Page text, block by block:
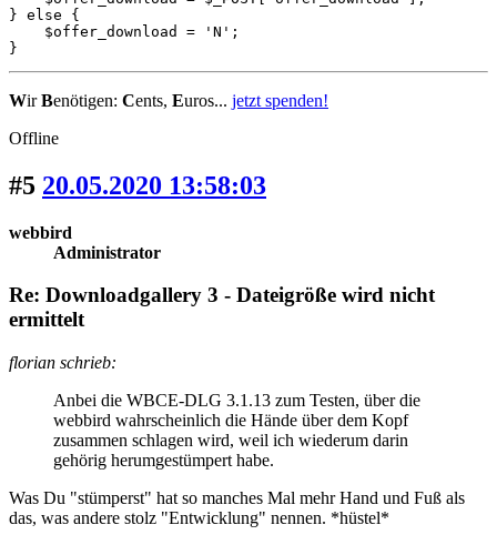
} else {
    $offer_download = 'N';
}
WirBenötigen: Cents, Euros... jetzt spenden!
Offline
#5 20.05.2020 13:58:03
webbird
Administrator
Re: Downloadgallery 3 - Dateigröße wird nicht
ermittelt
florian schrieb:
Anbei die WBCE-DLG 3.1.13 zum Testen, über die
webbird wahrscheinlich die Hände über dem Kopf
zusammen schlagen wird, weil ich wiederum darin
gehörig herumgestümpert habe.
Was Du "stümperst" hat so manches Mal mehr Hand und Fuß als
das, was andere stolz "Entwicklung" nennen. *hüstel*